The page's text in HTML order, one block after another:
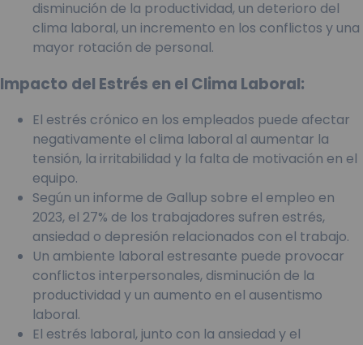
disminución de la productividad, un deterioro del
clima laboral, un incremento en los conflictos y una
mayor rotación de personal.
Impacto del Estrés en el Clima Laboral:
El estrés crónico en los empleados puede afectar
negativamente el clima laboral al aumentar la
tensión, la irritabilidad y la falta de motivación en el
equipo.
Según un informe de Gallup sobre el empleo en
2023, el 27% de los trabajadores sufren estrés,
ansiedad o depresión relacionados con el trabajo.
Un ambiente laboral estresante puede provocar
conflictos interpersonales, disminución de la
productividad y un aumento en el ausentismo
laboral.
El estrés laboral, junto con la ansiedad y el